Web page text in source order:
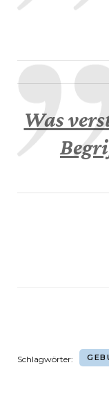
Was
Schlagwörter: